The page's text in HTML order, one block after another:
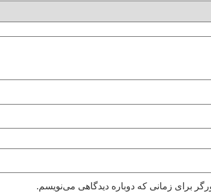
برای زمانی که دوباره دیدگاهی می‌نویسم.